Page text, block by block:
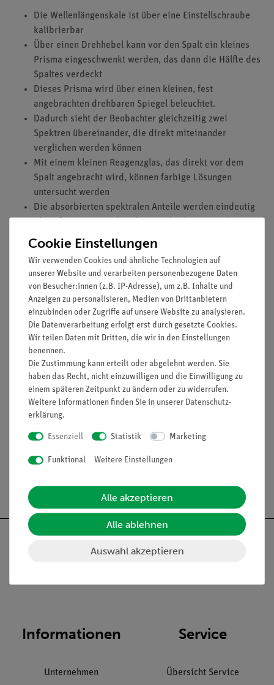
Die Wellenlängenskale ist über eine Einstellschraube
kalibrierbar
Über einen Drehhebel kann vor den Spalt ein kleines
Prisma eingeschwenkt werden, das dann die Hälfte des
Spaltes verdeckt
Dieses Prisma wird über einen kleinen, fest
angebrachten drehbaren Spiegel beleuchtet.
Dadurch sieht der Beobachter gleichzeitig zwei
Spektren übereinander, die direkt miteinander
verglichen werden können
Mit einem kleinen Reagenzglas, das direkt vor dem
Spalt angebracht wird, können farbige Lösungen
untersucht werden
Die absorbierten spektralen Anteile werden eindeutig
Spektrum der Lichtquelle betrachtet wird
Fünf passende kleine Reagenzgläser und ein Etui
gehören zum Lieferumfang
Ausstattung und technische Daten
Spaltbreite: 0...0,8 mm
Brennweite des Objektivs: f = 40 mm
Wellenlängenskale: 400...750 nm
Maße (mm): 110 x 55 x 23
Reagenzgläser, Ø x L: 6 x 27 mm
Media / Downloads
Versandkostenfrei ab 300,- €
Informationen
Unternehmen
Service
Übersicht Service
Cookie Einstellungen
Wir verwenden Cookies und ähnliche Technologien auf
unserer Website und verarbeiten personenbezogene Daten
von Besucher:innen (z.B. IP-Adresse), um z.B. Inhalte und
Anzeigen zu personalisieren, Medien von Drittanbietern
einzubinden oder Zugriffe auf unsere Website zu analysieren.
Die Datenverarbeitung erfolgt erst durch gesetzte Cookies.
Wir teilen Daten mit Dritten, die wir in den Einstellungen
benennen.
Die Zustimmung kann erteilt oder abgelehnt werden. Sie
haben das Recht, nicht einzuwilligen und die Einwilligung zu
einem späteren Zeitpunkt zu ändern oder zu widerrufen.
Weitere Informationen finden Sie in unserer Daten­schutz­
erklärung.
Essenziell Statistik Marketing
Funktional Weitere Einstellungen
Alle akzeptieren
Alle ablehnen
Auswahl akzeptieren